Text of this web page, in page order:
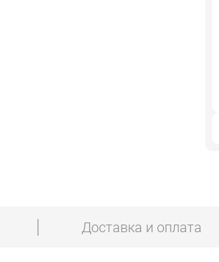
Доставка и оплата